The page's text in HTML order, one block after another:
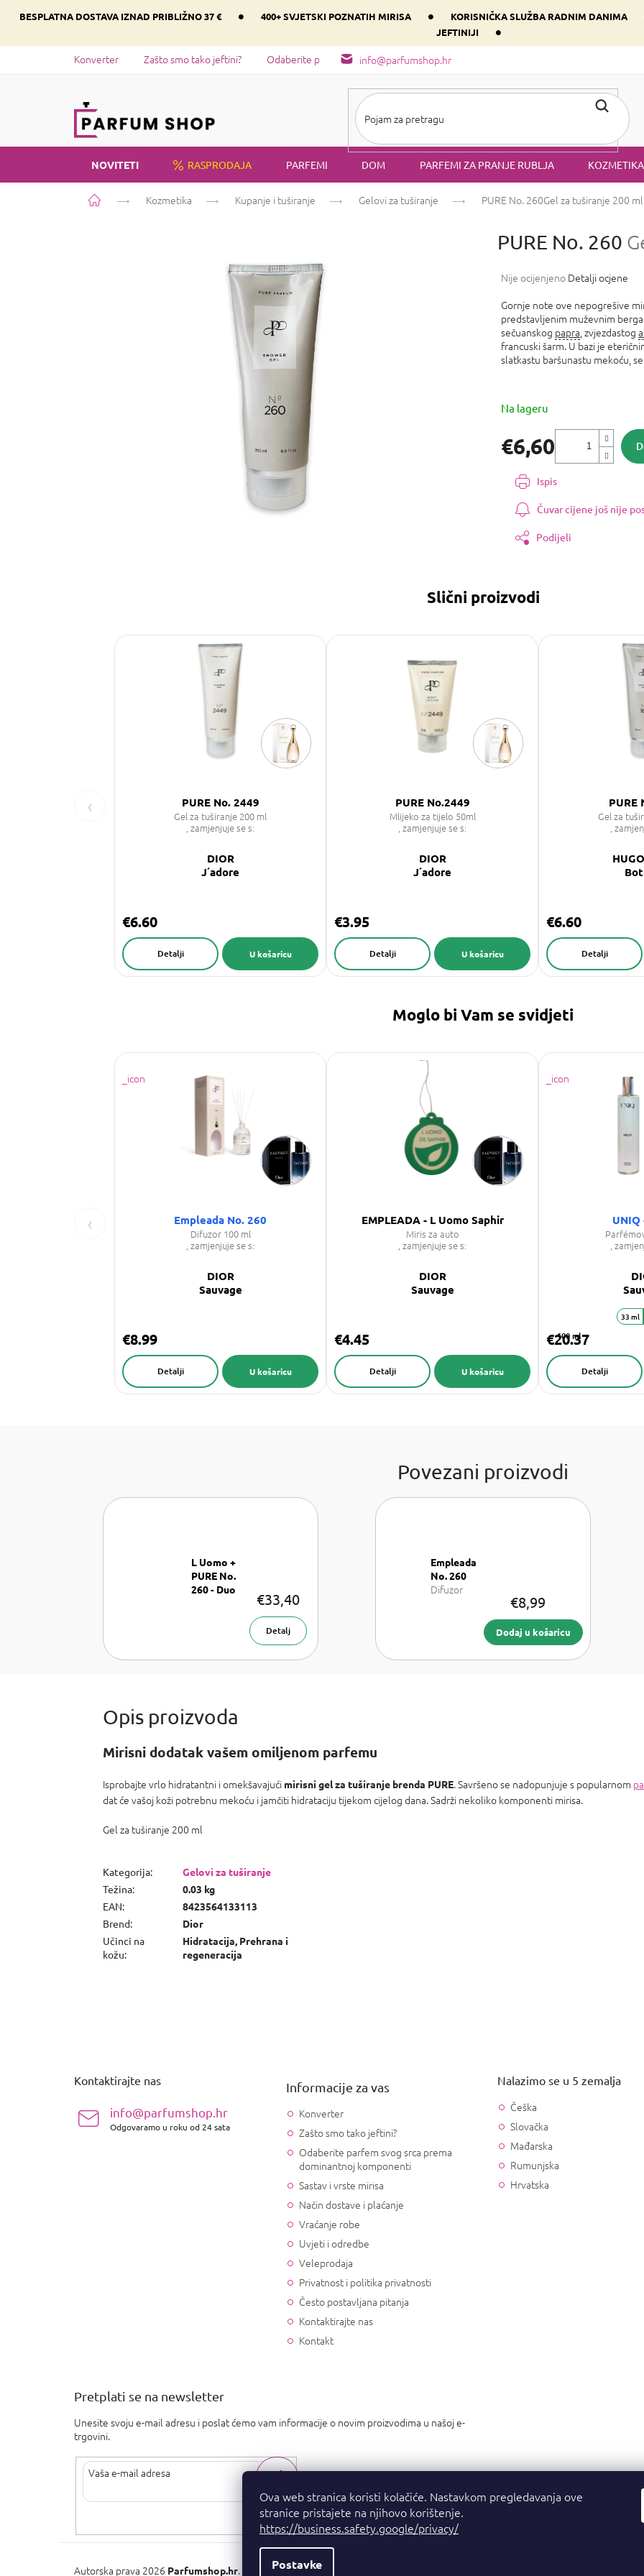
Ova web stranica koristi kolačiće. Nastavkom pregledavanja ove
stranice pristajete na njihovo korištenje.
https://business.safety.google/privacy/
Postavke
BESPLATNA DOSTAVA IZNAD PRIBLIŽNO 37 € • 400+ SVJETSKI POZNATIH MIRISA • KORISNIČKA SLUŽBA RADNIM DANIMA
JEFTINIJI
•
info@parfumshop.hr
Konverter Zašto smo tako jeftini? Odaberite parfem svog srca prema dominantnoj komponenti
NOVITETI RASPRODAJA PARFEMI DOM PARFEMI ZA PRANJE RUBLJA KOZMETIKA
Početna Kozmetika Kupanje i tuširanje Gelovi za tuširanje PURE No. 260Gel za tuširanje 200 ml
PURE No. 260
Prosječna
proizvoda
je
0,0
od
5
Nije ocijenjeno Detalji ocjene
€6,60
Izmjeri
cijenu:
Na lageru
Gornje note ove nepogrešive
predstavljenim muževnim
sečuanskog papra , zvjezdastog
francuski šarm. U bazi je
slatkastu baršunastu mekoću,
Ispis
Čuvar cijene još nije
Podijeli
Slični proizvodi
‹ PURE No. 2449
Gel za tuširanje 200 ml
, zamjenjuje se s:
DIOR
J´adore
€6.60
U košaricu
Detalji
PURE No.2449
Mlijeko za tijelo 50ml
, zamjenjuje se s:
DIOR
J´adore
€3.95
U košaricu
Detalji
PURE
Gel za
,
€6.60
Detalji
Moglo bi Vam se svidjeti
‹ Empleada No. 260
Difuzor 100 ml
, zamjenjuje se s:
DIOR
Sauvage
€8.99
U košaricu
Detalji
EMPLEADA - L Uomo Saphir
Miris za auto
, zamjenjuje se s:
DIOR
Sauvage
€4.45
U košaricu
Detalji
UNIQ
,
100 ml
€20.37
Detalji
33 ml
Povezani proizvodi
L Uomo +
PURE No.
260 - Duo
ml
€33,40
Detalj
Empleada
No. 260
Difuzor
€8,99
Dodaj u košaricu
Mirisni dodatak vašem omiljenom parfemu
Isprobajte vrlo hidratantni i omekšavajući mirisni gel za tuširanje brenda PURE. Savršeno se nadopunjuje s popularnom
dat će vašoj koži potrebnu mekoću i jamčiti hidrataciju tijekom cijelog dana. Sadrži nekoliko komponenti mirisa.
Gel za tuširanje 200 ml
Kategorija:
Gelovi za tuširanje
Težina:
0.03 kg
EAN:
8423564133113
Brend:
Dior
Učinci na
kožu:
Hidratacija, Prehrana i
regeneracija
Kontaktirajte nas
info@parfumshop.hr
Odgovaramo u roku od 24 sata
Informacije za vas
Konverter
Zašto smo tako jeftini?
Odaberite parfem svog srca prema
dominantnoj komponenti
Sastav i vrste mirisa
Način dostave i plaćanje
Vraćanje robe
Uvjeti i odredbe
Veleprodaja
Privatnost i politika privatnosti
Često postavljana pitanja
Kontaktirajte nas
Kontakt
Nalazimo se u 5 zemalja
Češka
Slovačka
Mađarska
Rumunjska
Hrvatska
Pretplati se na newsletter
Unesite svoju e-mail adresu i poslat ćemo vam informacije o novim proizvodima u našoj e-
trgovini.
Autorska prava 2026 Parfumshop.hr. Sva prava pridržana.